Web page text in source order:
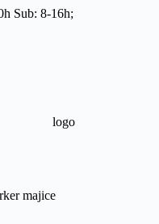
Sub: 8-16h;
majice